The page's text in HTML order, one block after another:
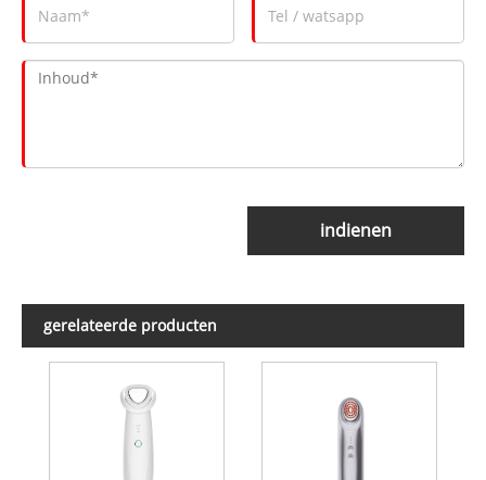
indienen
gerelateerde producten